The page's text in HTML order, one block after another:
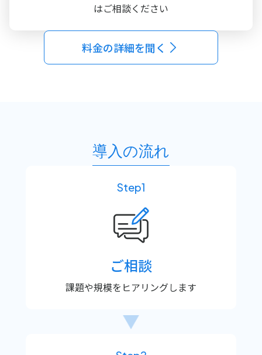
はご相談ください
料金の詳細を聞く
導入の流れ
Step1
ご相談
課題や規模を ヒアリングします